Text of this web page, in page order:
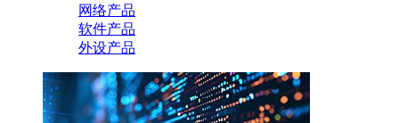
网络产品
软件产品
外设产品